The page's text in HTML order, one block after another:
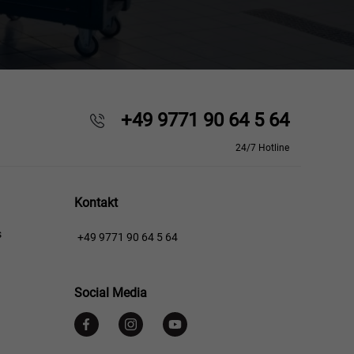
+49 9771 90 64 5 64
24/7 Hotline
Kontakt
+49 9771 90 64 5 64
Social Media